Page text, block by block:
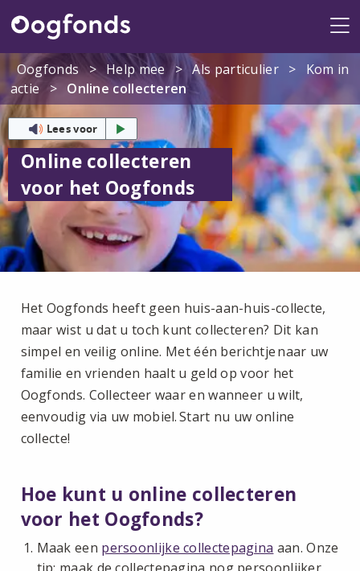
Oogfonds > Help mee > Als particulier >
Kom in
actie > Online collecteren
Lees voor
Online collecteren
voor het Oogfonds
Het Oogfonds heeft geen huis-aan-huis-collecte,
maar wist u dat u toch kunt collecteren? Dit kan
simpel en veilig online. Met één berichtje naar uw
familie en vrienden haalt u geld op voor het
Oogfonds. Collecteer waar en wanneer u wilt,
eenvoudig via uw mobiel. Start nu uw online
collecte!
Hoe kunt u online collecteren
voor het Oogfonds?
Maak een persoonlijke collectepagina aan. Onze